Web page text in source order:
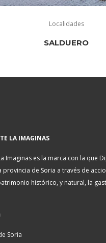
Localidades
SALDUERO
LA IMAGINAS
Imaginas es la marca con la que
provincia de Soria a través de
histórico, y natural, la
Soria